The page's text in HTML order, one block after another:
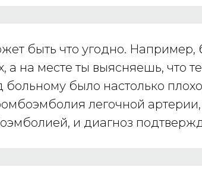
быть что угодно. Например,
на месте ты выясняешь, что
было настолько
легочной
и диагноз